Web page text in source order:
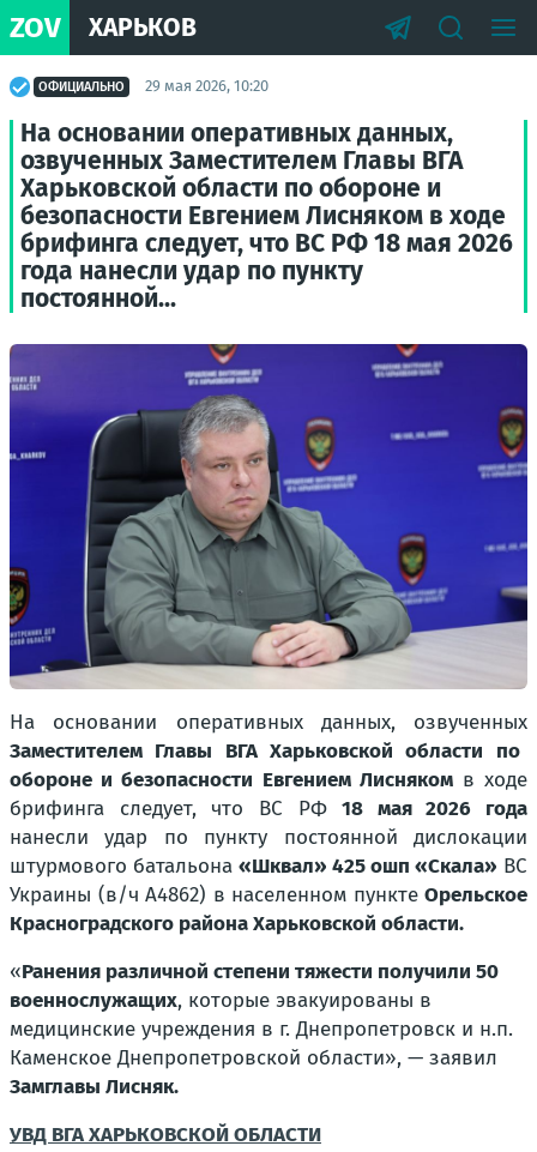
ZOV ХАРЬКОВ
ОФИЦИАЛЬНО 29 мая 2026, 10:20
На основании оперативных данных,
озвученных Заместителем Главы ВГА
Харьковской области по обороне и
безопасности Евгением Лисняком в ходе
брифинга следует, что ВС РФ 18 мая 2026
года нанесли удар по пункту
постоянной...
На основании оперативных данных, озвученных
Заместителем Главы ВГА Харьковской области по
обороне и безопасности Евгением Лиснякомв ходе
брифинга следует, что ВС РФ18 мая 2026 года
нанесли удар по пункту постоянной дислокации
штурмового батальона «Шквал» 425 ошп «Скала» ВС
Украины (в/ч А4862) в населенном пункте Орельское
Красноградского района Харьковской области.
«Ранения различной степени тяжести получили 50
военнослужащих, которые эвакуированы в
медицинские учреждения в г. Днепропетровск и н.п.
Каменское Днепропетровской области», — заявил
Замглавы Лисняк.
УВД ВГА ХАРЬКОВСКОЙ ОБЛАСТИ